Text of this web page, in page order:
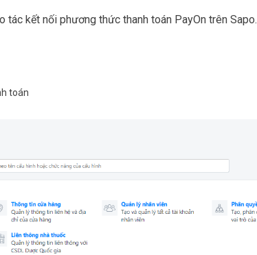
tác kết nối phương thức thanh toán PayOn trên Sapo.
toán